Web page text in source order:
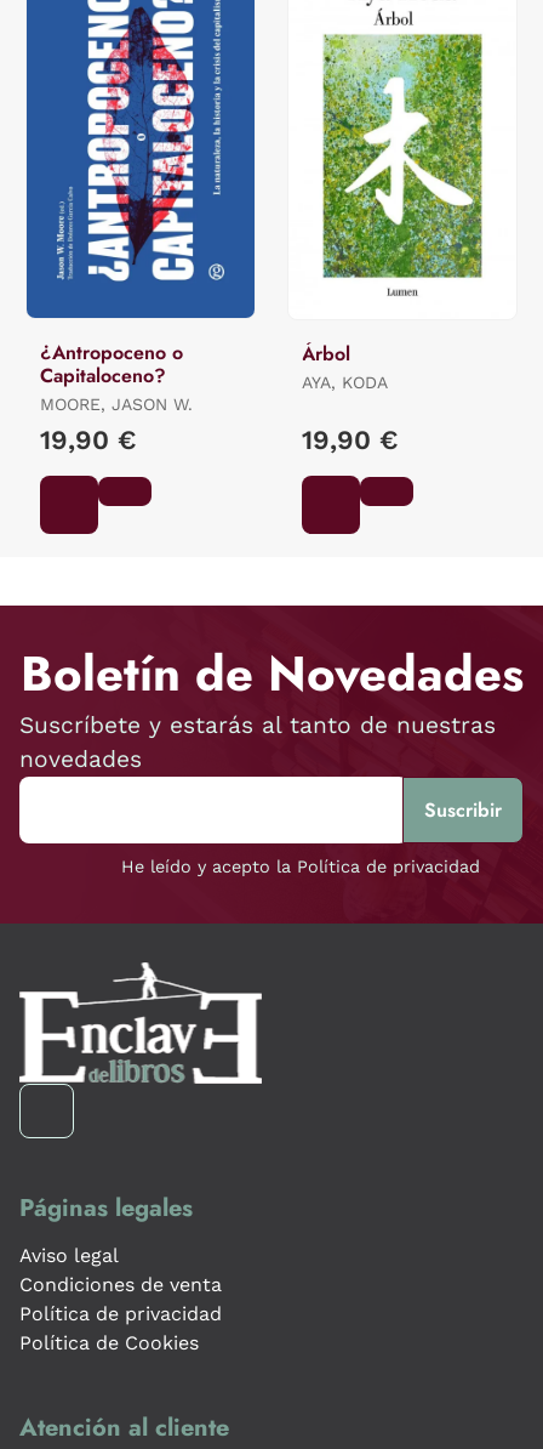
¿Antropoceno o
Capitaloceno?
MOORE, JASON W.
19,90 €
Árbol
AYA, KODA
19,90 €
Boletín de Novedades
Suscríbete y estarás al tanto de nuestras
novedades
He leído y acepto la Política de privacidad
Páginas legales
Aviso legal
Condiciones de venta
Política de privacidad
Política de Cookies
Atención al cliente